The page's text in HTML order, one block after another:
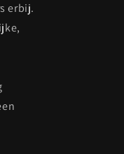
erbij.